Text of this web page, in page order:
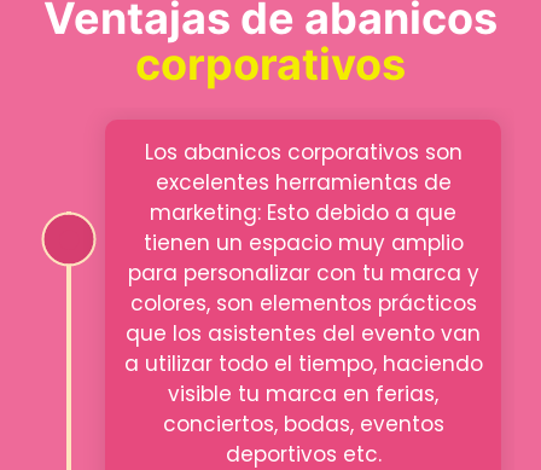
Ventajas de abanicos
corporativos
Los abanicos corporativos son
excelentes herramientas de
marketing: Esto debido a que
tienen un espacio muy amplio
para personalizar con tu marca y
colores, son elementos prácticos
que los asistentes del evento van
a utilizar todo el tiempo, haciendo
visible tu marca en ferias,
conciertos, bodas, eventos
deportivos etc.